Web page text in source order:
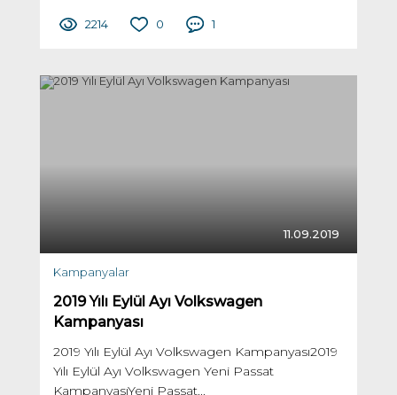
2214 0 1
11.09.2019
Kampanyalar
2019 Yılı Eylül Ayı Volkswagen
Kampanyası
2019 Yılı Eylül Ayı Volkswagen Kampanyası2019
Yılı Eylül Ayı Volkswagen Yeni Passat
KampanyasıYeni Passat...